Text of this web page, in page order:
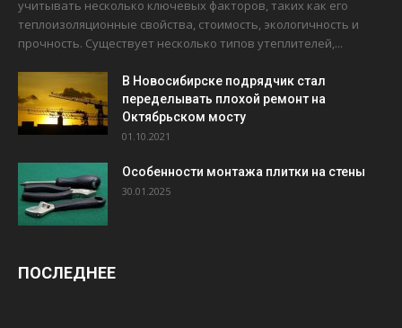
учитывать несколько ключевых факторов, таких как его
теплоизоляционные свойства, стоимость, экологичность и
прочность. Существует несколько типов утеплителей,...
В Новосибирске подрядчик стал
переделывать плохой ремонт на
Октябрьском мосту
01.10.2021
Особенности монтажа плитки на стены
30.01.2025
ПОСЛЕДНЕЕ